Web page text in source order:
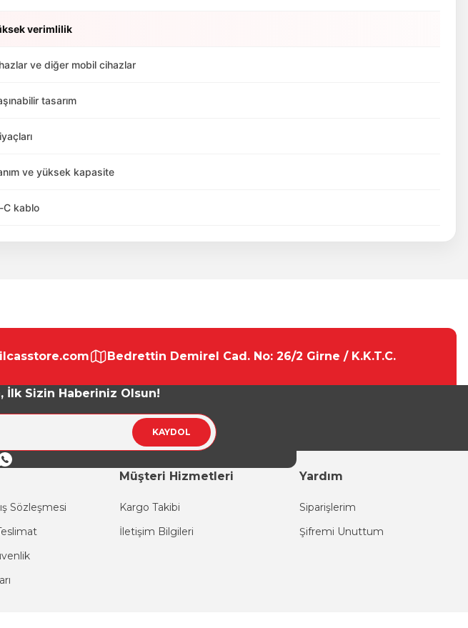
verimlilik
ve diğer mobil cihazlar
tasarım
ve yüksek kapasite
C kablo
Bedrettin Demirel Cad. No: 26/2 Girne / K.K.T.C.
İlk Sizin Haberiniz Olsun!
KAYDOL
Sözleşmesi
Müşteri Hizmetleri
Kargo Takibi
İletişim Bilgileri
Yardım
Siparişlerim
Şifremi Unuttum